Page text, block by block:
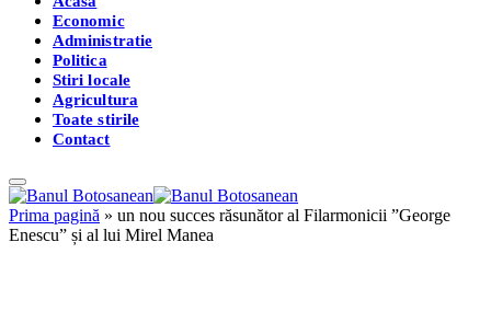
Economic
Administratie
Politica
Stiri locale
Agricultura
Toate stirile
Contact
Prima pagină » un nou succes răsunător al Filarmonicii ”George
Enescu” și al lui Mirel Manea